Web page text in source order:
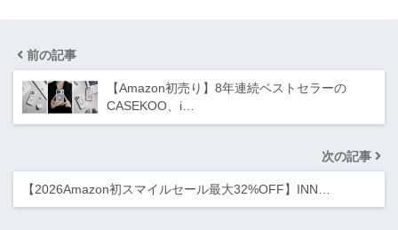
前の記事
【Amazon初売り】8年連続ベストセラーの
CASEKOO、i…
次の記事
【2026Amazon初スマイルセール最大32%OFF】INN…